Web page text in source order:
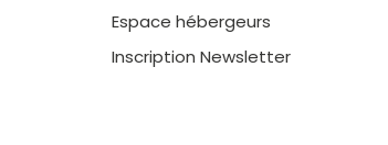
Espace hébergeurs
Inscription Newsletter